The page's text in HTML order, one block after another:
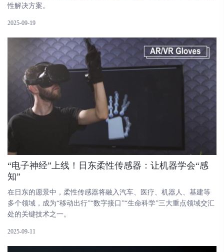
性解决方案。
2025-09-19
“电子神经”上线！日东柔性传感器：让机器学会“感
知”
在日东的愿景中，柔性传感器将融入汽车、医疗、机器人、基建等
多个领域，成为“移动出行”“数字接口”“生命科学”三大重点领域交汇
处的关键技术之一。
2025-09-11